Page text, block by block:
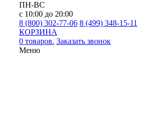
ПН-ВС
с 10:00 до 20:00
8 (800) 302-77-06 8 (499) 348-15-11
КОРЗИНА
0 товаров. Заказать звонок
Меню